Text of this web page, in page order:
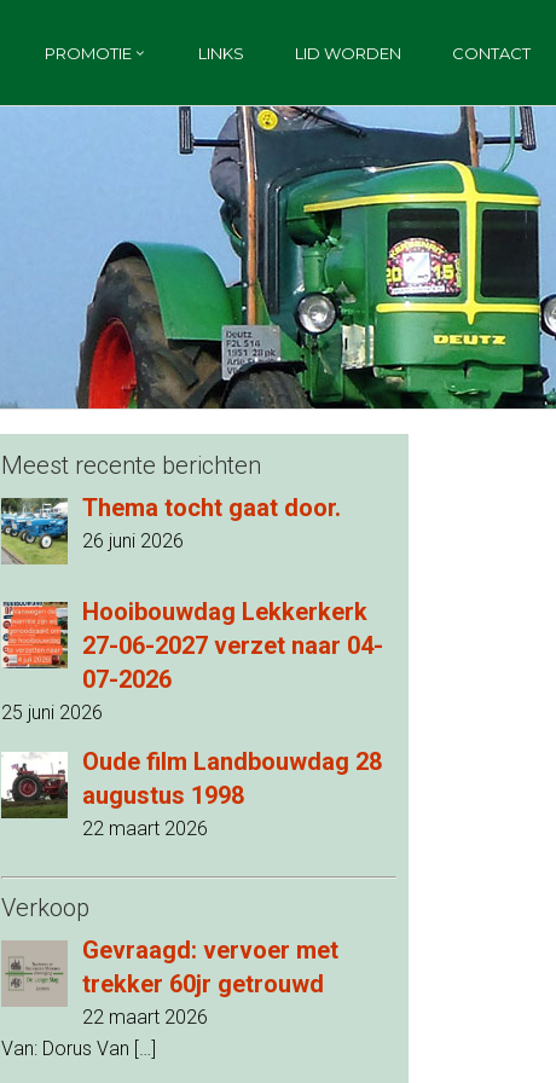
PROMOTIE LINKS LID WORDEN CONTACT
Meest recente berichten
Thema tocht gaat door.
26 juni 2026
Hooibouwdag Lekkerkerk
27-06-2027 verzet naar 04-
07-2026
25 juni 2026
Oude film Landbouwdag 28
augustus 1998
22 maart 2026
Verkoop
Gevraagd: vervoer met
trekker 60jr getrouwd
22 maart 2026
Van: Dorus Van […]